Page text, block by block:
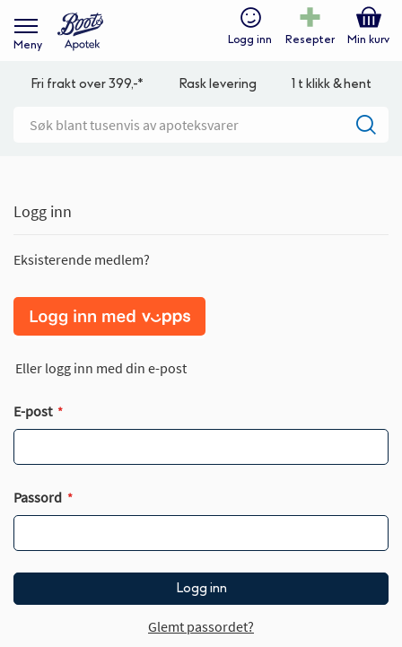
Meny Logg inn Resepter Min kurv
Fri frakt over 399,-* Rask levering 1 t klikk & hent
Logg inn
Eksisterende medlem?
Eller logg inn med din e-post
E-post
Passord
Logg inn
Glemt passordet?